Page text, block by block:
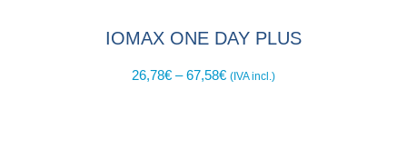
IOMAX ONE DAY PLUS
26,78€ – 67,58€ (IVA incl.)